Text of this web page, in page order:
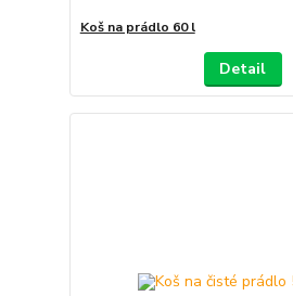
Koš na prádlo 60 l
Detail